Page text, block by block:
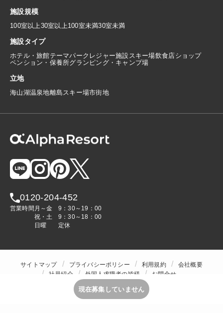
施設規模
100室以上30室以上100室未満30室未満
施設タイプ
ホテル・旅館テーマパーク レジャー施設 スキー場飲食店ショップ
ペンション・保養所グランピング・キャンプ場
立地
海山湖温泉地離島 スキー場市街地
0120-204-452
営業時間 月～金
9：30～19：00
祝・土
9：30～18：00
日曜
定休
サイトマップ プライバシーポリシー 利用規約
会社概要
社員紹介
外国人求職者の皆様
お問合せ
現在募集していません